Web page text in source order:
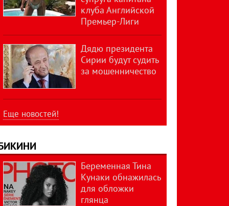
клуба Английской
Премьер-Лиги
Дядю президента
Сирии будут судить
за мошенничество
Еще новостей!
Беременная Тина
Кунаки обнажилась
для обложки
глянца